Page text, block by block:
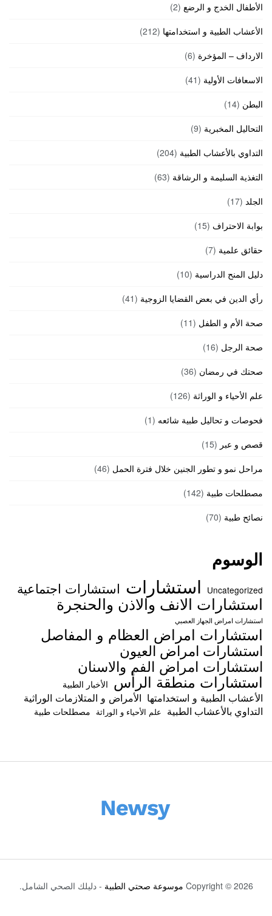
الأطفال الخدج و الرضع (2)
الأعشاب الطبية و استخدامتها (212)
الارداف – المؤخرة (6)
الاسعافات الأولية (41)
البطن (14)
التحاليل المخبرية (9)
التداوي بالأعشاب الطبية (204)
التغذية السليمة و الرشاقة (63)
الجلد (17)
بوابة الاحتراف (15)
حقائق علمية (7)
دليل المنح الدراسية (10)
رأي الدين في بعض القضايا الزوجية (41)
صحة الأم و الطفل (11)
صحة الرجل (16)
صحتك في رمضان (36)
علم الأحياء و الوراثة (126)
فحوصات و تحاليل طبية شائعه (1)
قصص و عبر (15)
مراحل نمو و تطور الجنين خلال فترة الحمل (46)
مصطلحات طبية (142)
نصائح طبية (70)
الوسوم
Uncategorized استشارات استشارات اجتماعية
استشارات الانف والاذن والحنجرة
استشارات امراض الجهاز العصبي
استشارات امراض العظام و المفاصل
استشارات امراض العيون
استشارات امراض الفم والاسنان
استشارات منطقة الرأس الأخبار الطبية
الأعشاب الطبية و استخدامتها الأمراض و المتلازمات الوراثية
التداوي بالأعشاب الطبية علم الأحياء و الوراثة مصطلحات طبية
Copyright © 2026 موسوعة صحتي الطبية - دليلك الصحي الشامل.